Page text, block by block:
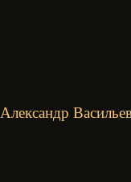
Александр